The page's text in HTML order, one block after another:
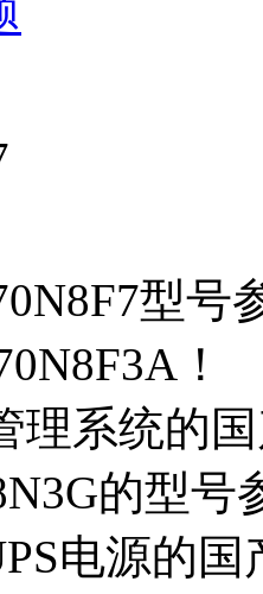
型
！
理系统的
的型号
电源的